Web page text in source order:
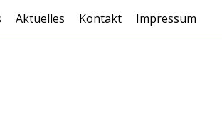
Aktuelles Kontakt Impressum